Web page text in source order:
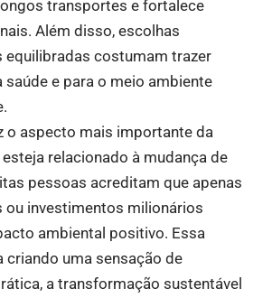
transportes e fortalece
Além disso, escolhas
equilibradas costumam trazer
saúde e para o meio ambiente
o aspecto mais importante da
relacionado à mudança de
pessoas acreditam que apenas
ou investimentos milionários
ambiental positivo. Essa
criando uma sensação de
a transformação sustentável